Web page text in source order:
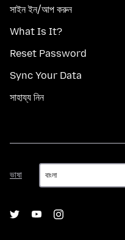
সাইন ইন/আপ করুন
What Is It?
Reset Password
Sync Your Data
সাহায্য নিন
ভাষা
ভাষা